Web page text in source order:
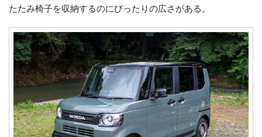
たたみ椅子を収納するのにぴったりの広さがある。